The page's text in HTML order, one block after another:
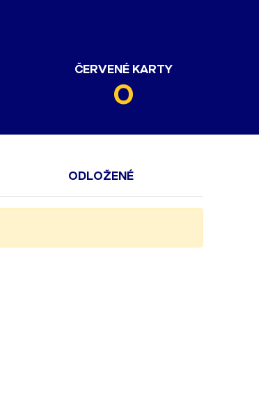
ČERVENÉ KARTY
0
ODLOŽENÉ